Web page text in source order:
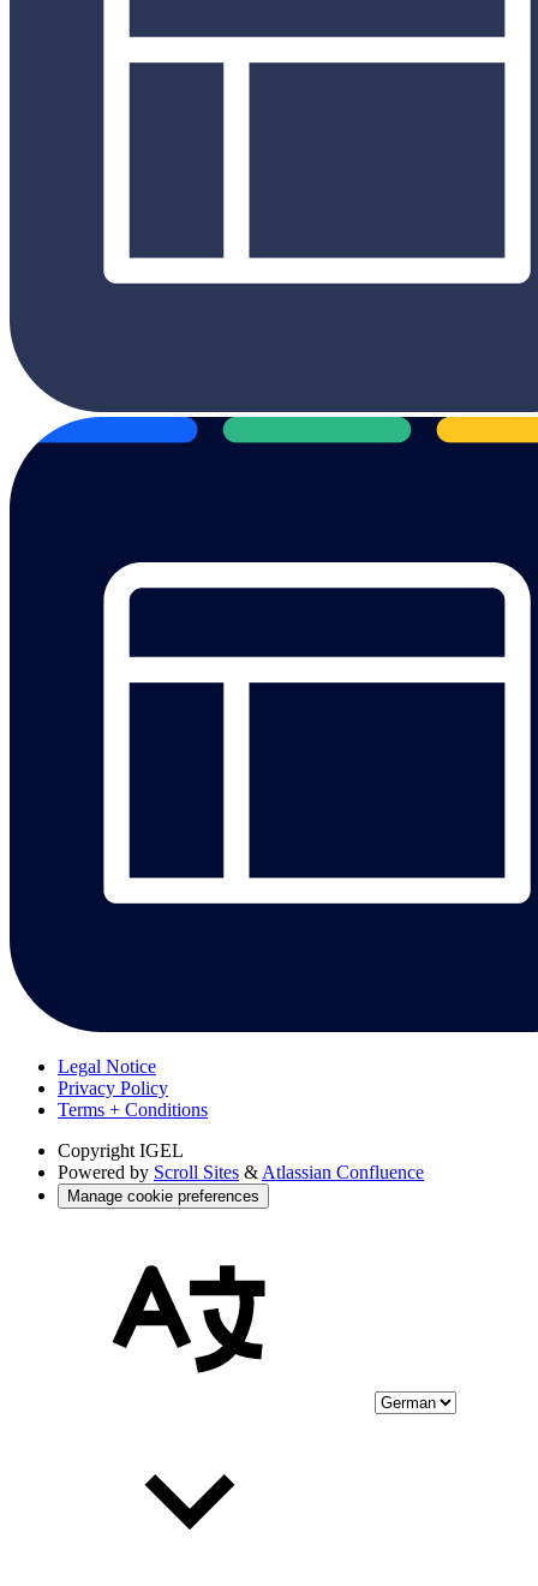
Legal Notice
Privacy Policy
Terms + Conditions
Copyright IGEL
Powered by Scroll Sites & Atlassian Confluence
Manage cookie preferences